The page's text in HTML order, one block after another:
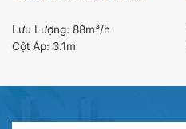
Lưu Lượng: 88m³/h
Cột Áp: 3.1m